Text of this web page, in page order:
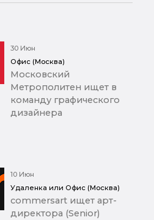
30 Июн
Офис (Москва)
Московский
Метрополитен ищет в
команду графического
дизайнера
10 Июн
Удаленка или Офис (Москва)
commersart ищет арт-
директора (Senior)